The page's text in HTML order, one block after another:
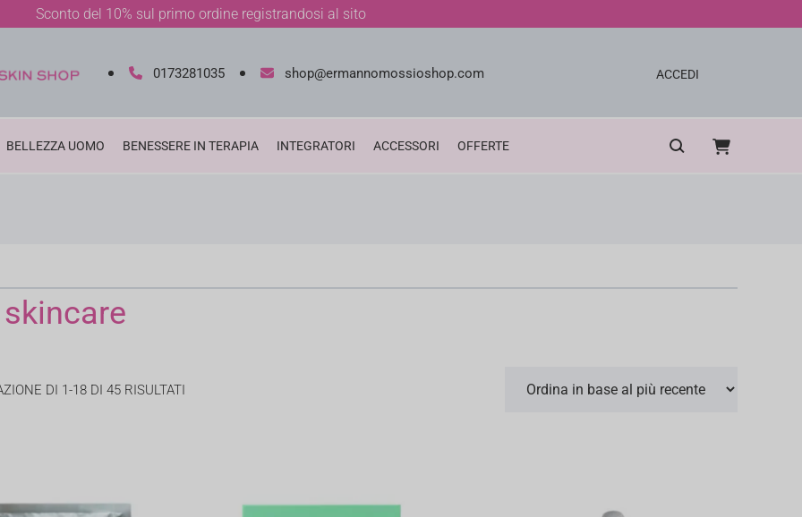
Sconto del 10% sul primo ordine registrandosi al sito
0173281035 shop@ermannomossioshop.com ACCEDI
BELLEZZA UOMO BENESSERE IN TERAPIA INTEGRATORI ACCESSORI OFFERTE
DI 1-18 DI 45 RISULTATI